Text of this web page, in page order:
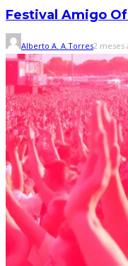
Festival Amigo
Alberto A. A.Torres2 meses